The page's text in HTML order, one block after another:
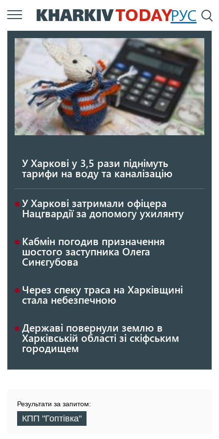
Перейти
до
вмісту
РУС
У Харкові у 3,5 рази піднімуть
тарифи на воду та каналізацію
У Харкові затримали офіцера
Нацгвардії за допомогу ухилянту
Кабмін погодив призначення
шостого заступника Олега
Синєгубова
Через спеку траса на Харківщині
стала небезпечною
Державі повернули землю в
Харківській області зі скіфським
городищем
Результати за запитом:
КПП "Гоптівка"